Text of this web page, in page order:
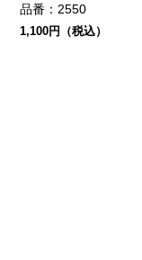
品番： 2550
1,100円（税込）